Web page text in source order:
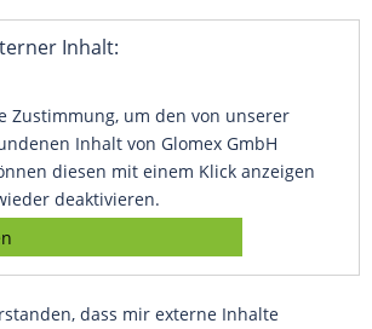
Inhalt:
Zustimmung, um den von unserer
Inhalt von Glomex GmbH
diesen mit einem Klick anzeigen
deaktivieren.
dass mir externe Inhalte